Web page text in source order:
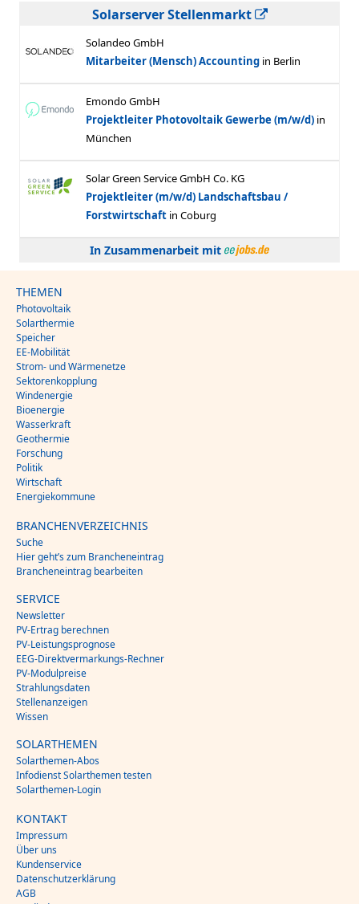
Solarserver Stellenmarkt
In Zusammenarbeit mit
THEMEN
Photovoltaik
Solarthermie
Speicher
EE-Mobilität
Strom- und Wärmenetze
Sektorenkopplung
Windenergie
Bioenergie
Wasserkraft
Geothermie
Forschung
Politik
Wirtschaft
Energiekommune
BRANCHENVERZEICHNIS
Suche
Hier geht’s zum Brancheneintrag
Brancheneintrag bearbeiten
SERVICE
Newsletter
PV-Ertrag berechnen
PV-Leistungsprognose
EEG-Direktvermarkungs-Rechner
PV-Modulpreise
Strahlungsdaten
Stellenanzeigen
Wissen
SOLARTHEMEN
Solarthemen-Abos
Infodienst Solarthemen testen
Solarthemen-Login
KONTAKT
Impressum
Über uns
Kundenservice
Datenschutzerklärung
AGB